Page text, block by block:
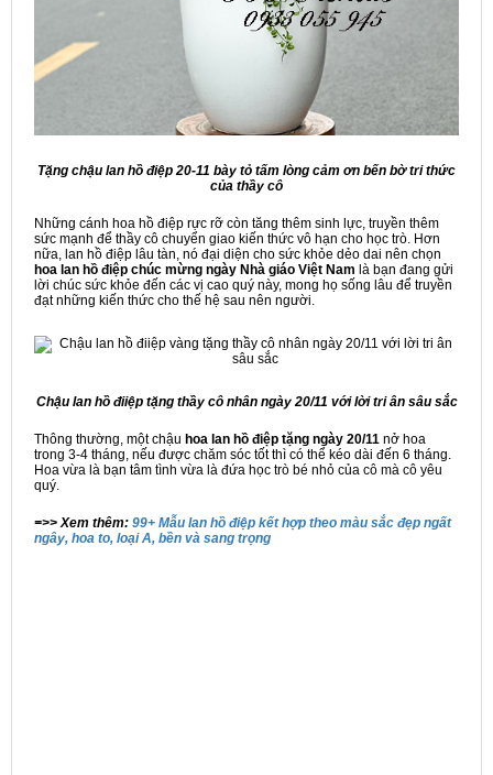
Tặng chậu lan hồ điệp 20-11 bày tỏ tấm lòng cảm ơn bến bờ tri thức
của thầy cô
Những cánh hoa hồ điệp rực rỡ còn tăng thêm sinh lực, truyền thêm
sức mạnh để thầy cô chuyển giao kiến thức vô hạn cho học trò. Hơn
nữa, lan hồ điệp lâu tàn, nó đại diện cho sức khỏe dẻo dai nên chọn
hoa lan hồ điệp chúc mừng ngày Nhà giáo Việt Nam là bạn đang gửi
lời chúc sức khỏe đến các vị cao quý này, mong họ sống lâu để truyền
đạt những kiến thức cho thế hệ sau nên người.
Chậu lan hồ điiệp tặng thầy cô nhân ngày 20/11 với lời tri ân sâu sắc
Thông thường, một chậu hoa lan hồ điệp tặng ngày 20/11 nở hoa
trong 3-4 tháng, nếu được chăm sóc tốt thì có thể kéo dài đến 6 tháng.
Hoa vừa là bạn tâm tình vừa là đứa học trò bé nhỏ của cô mà cô yêu
quý.
=>> Xem thêm: 99+ Mẫu lan hồ điệp kết hợp theo màu sắc đẹp ngất
ngây, hoa to, loại A, bền và sang trọng